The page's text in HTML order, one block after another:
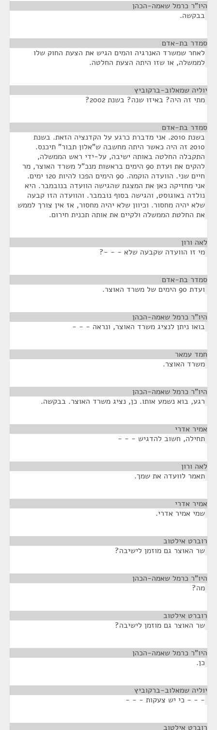
היו"ר כרמל שאמה-הכהן
בבקשה.
סמדר בת-אדם
לאחר שמשרד האנרגיה והמים הגיש את הצעת החוק שלו
לממשלה, או שזו היתה הצעת החלטה.
יוליה שמאלוב-ברקוביץ
מתי זה היה? באיזו שנה? בשנת 2002?
סמדר בת-אדם
בשנת 2010. אני מדברת כרגע על הקדנציה הזאת. בשנת
2010 זה היה כאשר היתה מחשבה ש"אלון תבור" תיכנס.
התקבלה החלטה באותה ישיבה, על-ידי ראש הממשלה,
להקים את ועדת 90 הימים בראשות מנכ"ל משרד האוצר, מר
חיים שני. הוועדה הוקמה. 90 הימים הפכו להיות 120 ימים.
אני מחזיקה כאן את המצגת שהגישה הוועדה בנובמבר. היא
נולדה באוגוסט, והגישה בסוף נובמבר. והוועדה הזו קבעה
שלא יהיה מחסור. וכיוון שלא יהיה מחסור, אז אין צורך לממש
את החלטת הממשלה ולקיים את אותה תכנית חירום.
לאה ורון
מי זו הוועדה שקבעה שלא - - -?
סמדר בת-אדם
ועדת 90 הימים של משרד האוצר.
היו"ר כרמל שאמה-הכהן
בואו ניתן לנציג משרד האוצר, ונראה - - -
חמד עמאר
משרד האוצר.
היו"ר כרמל שאמה-הכהן
רגע, בוא נשמע אותו. כן, נציג משרד האוצר. בבקשה.
אמיר אדרי
תחילה, חשוב להדגיש - - -
לאה ורון
תאמר לוועדה את שמך.
אמיר אדרי
שמי אמיר אדרי.
רוברט אילטוב
שר האוצר גם מוזמן לישיבה?
היו"ר כרמל שאמה-הכהן
מה?
רוברט אילטוב
שר האוצר גם מוזמן לישיבה?
היו"ר כרמל שאמה-הכהן
כן.
יוליה שמאלוב-ברקוביץ
- - - כי יש צעקות - - -
רוברט אילטוב